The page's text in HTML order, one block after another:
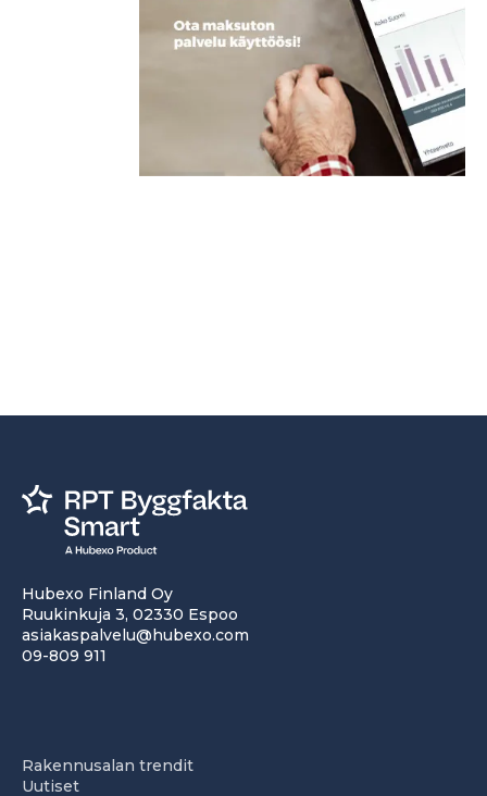
Hubexo Finland Oy
Ruukinkuja 3, 02330 Espoo
asiakaspalvelu@hubexo.com
09-809 911
Rakennusalan trendit
Uutiset